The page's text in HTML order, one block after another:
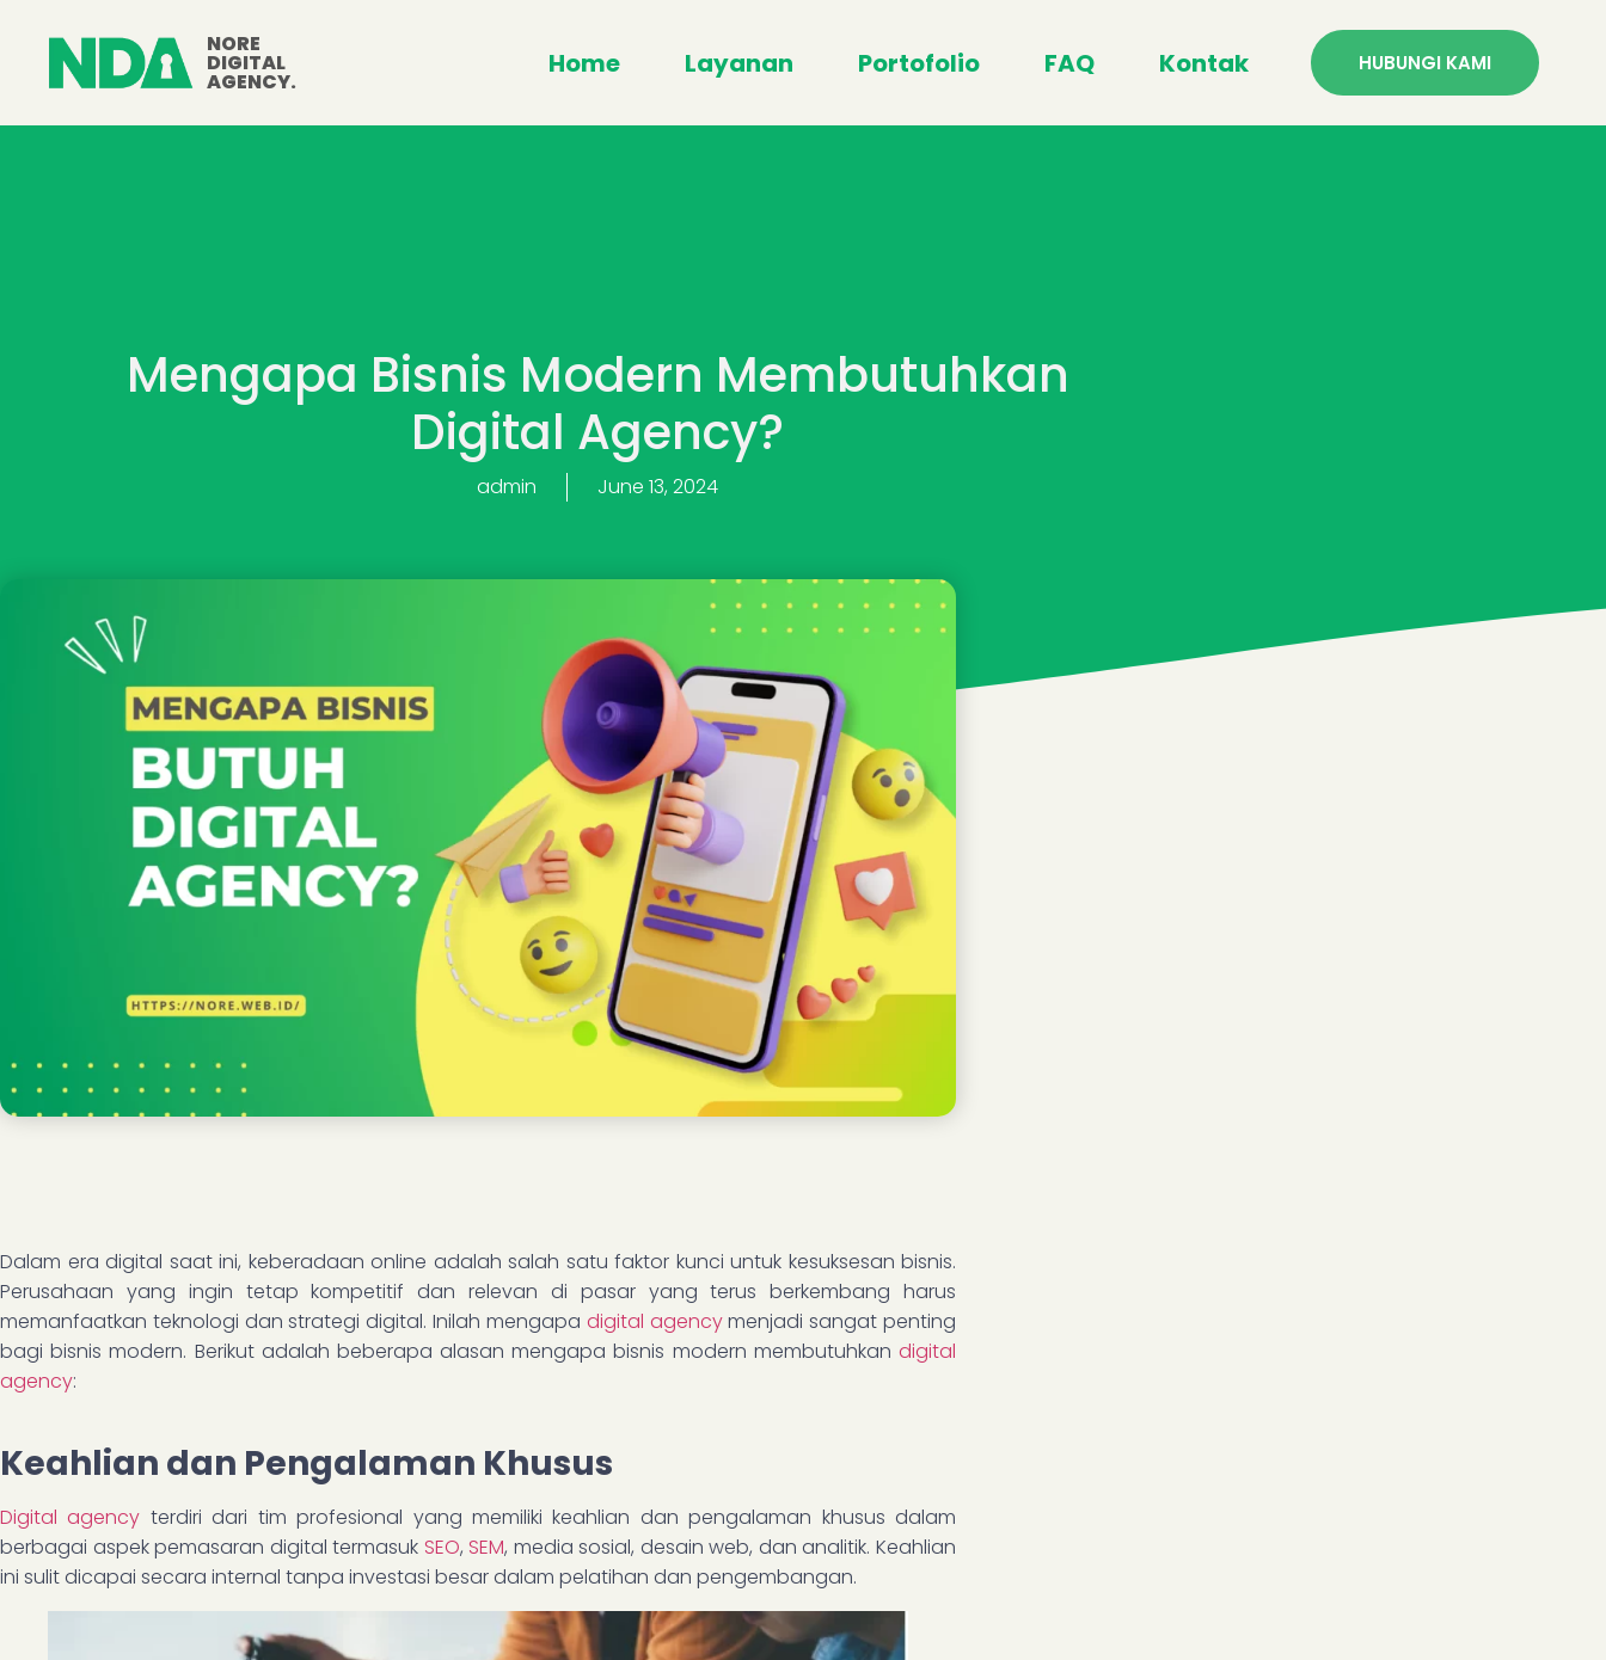
NORE
DIGITAL
AGENCY.
Home Layanan Portofolio FAQ Kontak HUBUNGI KAMI
Mengapa Bisnis Modern Membutuhkan
Digital Agency?
admin June 13, 2024
Dalam era digital saat ini, keberadaan online adalah salah satu faktor kunci untuk kesuksesan bisnis.
Perusahaan yang ingin tetap kompetitif dan relevan di pasar yang terus berkembang harus
memanfaatkan teknologi dan strategi digital. Inilah mengapa digital agencymenjadi sangat penting
bagi bisnis modern. Berikut adalah beberapa alasan mengapa bisnis modern membutuhkan digital
agency:
Keahlian dan Pengalaman Khusus
Digital agency terdiri dari tim profesional yang memiliki keahlian dan pengalaman khusus dalam
berbagai aspek pemasaran digital termasuk SEO, SEM, media sosial, desain web, dan analitik. Keahlian
ini sulit dicapai secara internal tanpa investasi besar dalam pelatihan dan pengembangan.